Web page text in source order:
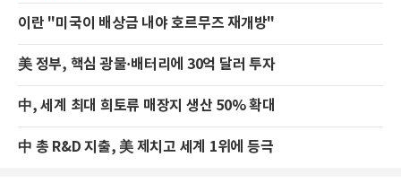
이란 "미국이 배상금 내야 호르무즈 재개방"
美 정부, 핵심 광물·배터리에 30억 달러 투자
中, 세계 최대 희토류 매장지 생산 50% 확대
中 총 R&D 지출, 美 제치고 세계 1위에 등극